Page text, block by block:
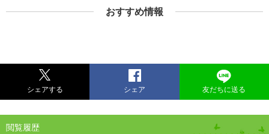
おすすめ情報
シェアする シェア 友だちに送る
閲覧履歴